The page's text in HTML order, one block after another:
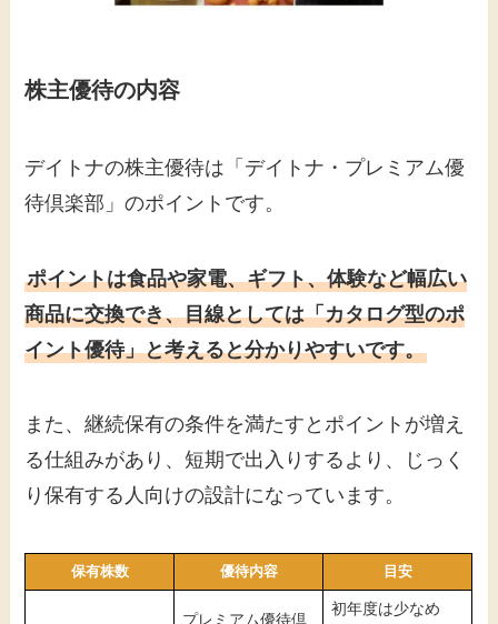
株主優待の内容
デイトナの株主優待は「デイトナ・プレミアム優
待倶楽部」のポイントです。
ポイントは食品や家電、ギフト、体験など幅広い
商品に交換でき、目線としては「カタログ型のポ
イント優待」と考えると分かりやすいです。
また、継続保有の条件を満たすとポイントが増え
る仕組みがあり、短期で出入りするより、じっく
り保有する人向けの設計になっています。
保有株数 優待内容 目安
プレミアム優待倶
初年度は少なめ